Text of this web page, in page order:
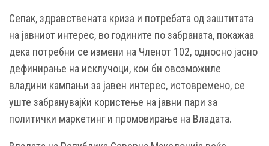
Сепак, здравствената криза и потребата од заштитата
на јавниот интерес, во годините по забраната, покажаа
дека потребни се измени на Членот 102, односно јасно
дефинирање на исклучоци, кои би овозможиле
владини кампањи за јавен интерес, истовремено, се
уште забранувајќи користење на јавни пари за
политички маркетинг и промовирање на Владата.